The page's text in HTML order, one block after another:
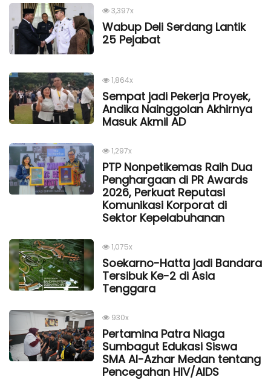
3,397x
Wabup Deli Serdang Lantik
25 Pejabat
1,864x
Sempat jadi Pekerja Proyek,
Andika Nainggolan Akhirnya
Masuk Akmil AD
1,297x
PTP Nonpetikemas Raih Dua
Penghargaan di PR Awards
2026, Perkuat Reputasi
Komunikasi Korporat di
Sektor Kepelabuhanan
1,075x
Soekarno-Hatta jadi Bandara
Tersibuk Ke-2 di Asia
Tenggara
930x
Pertamina Patra Niaga
Sumbagut Edukasi Siswa
SMA Al-Azhar Medan tentang
Pencegahan HIV/AIDS